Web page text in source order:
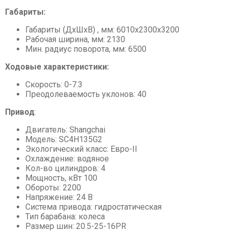
Габариты:
Габариты (ДхШхВ) , мм: 6010х2300х3200
Рабочая ширина, мм: 2130
Мин. радиус поворота, мм: 6500
Ходовые характеристики:
Скорость: 0-7.3
Преодолеваемость уклонов: 40
Привод:
Двигатель: Shangchai
Модель: SC4H135G2
Экологический класс: Евро-II
Охлаждение: водяное
Кол-во цилиндров: 4
Мощность, кВт 100
Обороты: 2200
Напряжение: 24 В
Система привода: гидростатическая
Тип барабана: колеса
Размер шин: 20.5-25-16PR